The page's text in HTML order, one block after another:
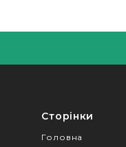
Сторінки
Головна